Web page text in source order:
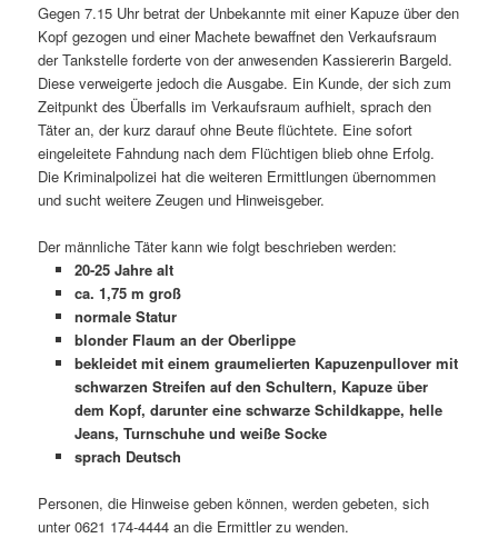
Gegen 7.15 Uhr betrat der Unbekannte mit einer Kapuze über den
Kopf gezogen und einer Machete bewaffnet den Verkaufsraum
der Tankstelle forderte von der anwesenden Kassiererin Bargeld.
Diese verweigerte jedoch die Ausgabe. Ein Kunde, der sich zum
Zeitpunkt des Überfalls im Verkaufsraum aufhielt, sprach den
Täter an, der kurz darauf ohne Beute flüchtete. Eine sofort
eingeleitete Fahndung nach dem Flüchtigen blieb ohne Erfolg.
Die Kriminalpolizei hat die weiteren Ermittlungen übernommen
und sucht weitere Zeugen und Hinweisgeber.
Der männliche Täter kann wie folgt beschrieben werden:
20-25 Jahre alt
ca. 1,75 m groß
normale Statur
blonder Flaum an der Oberlippe
bekleidet mit einem graumelierten Kapuzenpullover mit
schwarzen Streifen auf den Schultern, Kapuze über
dem Kopf, darunter eine schwarze Schildkappe, helle
Jeans, Turnschuhe und weiße Socke
sprach Deutsch
Personen, die Hinweise geben können, werden gebeten, sich
unter 0621 174-4444 an die Ermittler zu wenden.